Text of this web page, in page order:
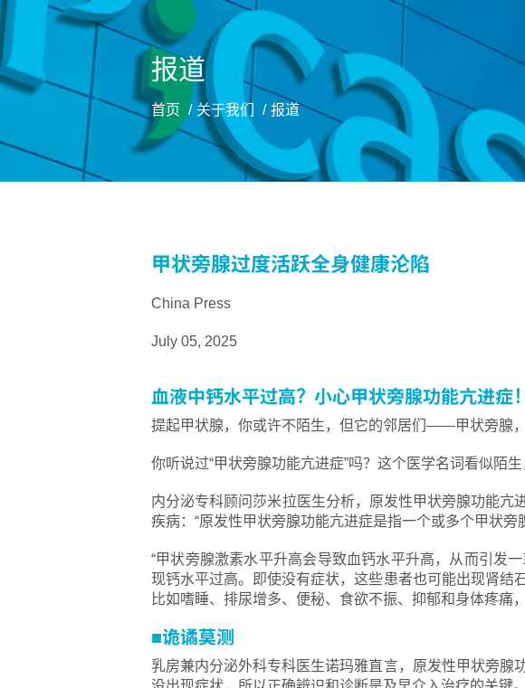
报道
首页 关于我们 报道
甲状旁腺过度活跃全身健康沦陷
China Press
July 05, 2025
血液中钙水平过高？小心甲状旁腺功能亢进症！
提起甲状腺，你或许不陌生，但它的邻居们——甲状旁腺，
你听说过“甲状旁腺功能亢进症”吗？这个医学名词看似陌
内分泌专科顾问莎米拉医生分析，原发性甲状旁腺功能
疾病：“原发性甲状旁腺功能亢进症是指一个或多个甲状
“甲状旁腺激素水平升高会导致血钙水平升高，从而引发
现钙水平过高。即使没有症状，这些患者也可能出现肾结
比如嗜睡、排尿增多、便秘、食欲不振、抑郁和身体疼痛
■诡谲莫测
乳房兼内分泌外科专科医生诺玛雅直言，原发性甲状旁